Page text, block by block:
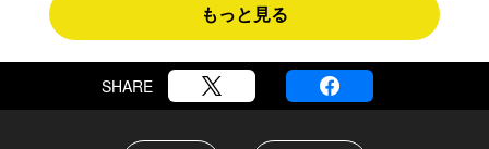
もっと見る
SHARE